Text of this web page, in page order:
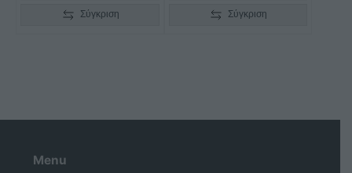
Σύγκριση Σύγκριση
Menu